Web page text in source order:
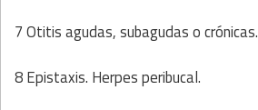
7 Otitis agudas, subagudas o crónicas.
8 Epistaxis. Herpes peribucal.